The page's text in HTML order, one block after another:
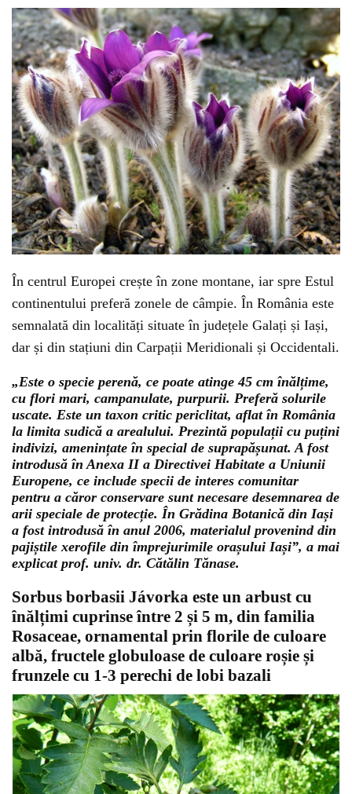
În centrul Europei crește în zone montane, iar spre Estul
continentului preferă zonele de câmpie. În România este
semnalată din localități situate în județele Galați și Iași,
dar și din stațiuni din Carpații Meridionali și Occidentali.
„Este o specie perenă, ce poate atinge 45 cm înălțime,
cu flori mari, campanulate, purpurii. Preferă solurile
uscate. Este un taxon critic periclitat, aflat în România
la limita sudică a arealului. Prezintă populații cu puțini
indivizi, amenințate în special de suprapășunat. A fost
introdusă în Anexa II a Directivei Habitate a Uniunii
Europene, ce include specii de interes comunitar
pentru a căror conservare sunt necesare desemnarea de
arii speciale de protecție. În Grădina Botanică din Iași
a fost introdusă în anul 2006, materialul provenind din
pajiștile xerofile din împrejurimile orașului Iași”, a mai
explicat prof. univ. dr. Cătălin Tănase.
Sorbus borbasii Jávorka este un arbust cu
înălțimi cuprinse între 2 și 5 m, din familia
Rosaceae, ornamental prin florile de culoare
albă, fructele globuloase de culoare roșie și
frunzele cu 1-3 perechi de lobi bazali